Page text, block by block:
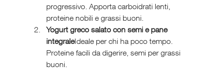
progressivo. Apporta carboidrati lenti,
proteine nobili e grassi buoni.
Yogurt greco salato con semi e pane
integraleIdeale per chi ha poco tempo.
Proteine facili da digerire, semi per grassi
buoni.